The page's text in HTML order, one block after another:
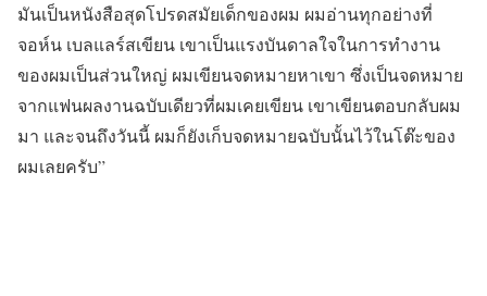
มันเป็นหนังสือสุดโปรดสมัยเด็กของผม ผมอ่านทุกอย่างที่
จอห์น เบลแลร์สเขียน เขาเป็นแรงบันดาลใจในการทำงาน
ของผมเป็นส่วนใหญ่ ผมเขียนจดหมายหาเขา ซึ่งเป็นจดหมาย
จากแฟนผลงานฉบับเดียวที่ผมเคยเขียน เขาเขียนตอบกลับผม
มา และจนถึงวันนี้ ผมก็ยังเก็บจดหมายฉบับนั้นไว้ในโต๊ะของ
ผมเลยครับ”